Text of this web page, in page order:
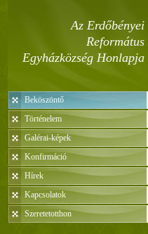
Az Erdőbényei
Református
Egyházközség Honlapja
Beköszöntő
Történelem
Galérai-képek
Konfirmáció
Hírek
Kapcsolatok
Szeretetotthon